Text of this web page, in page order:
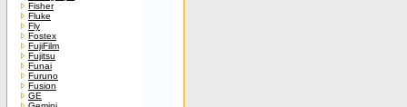
Fisher
Fluke
Fly
Fostex
FujiFilm
Fujitsu
Funai
Furuno
Fusion
GE